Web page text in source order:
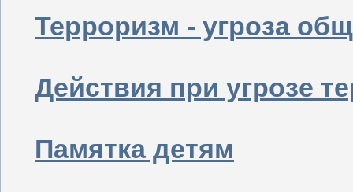
Терроризм - угроза
Действия при угрозе
Памятка детям